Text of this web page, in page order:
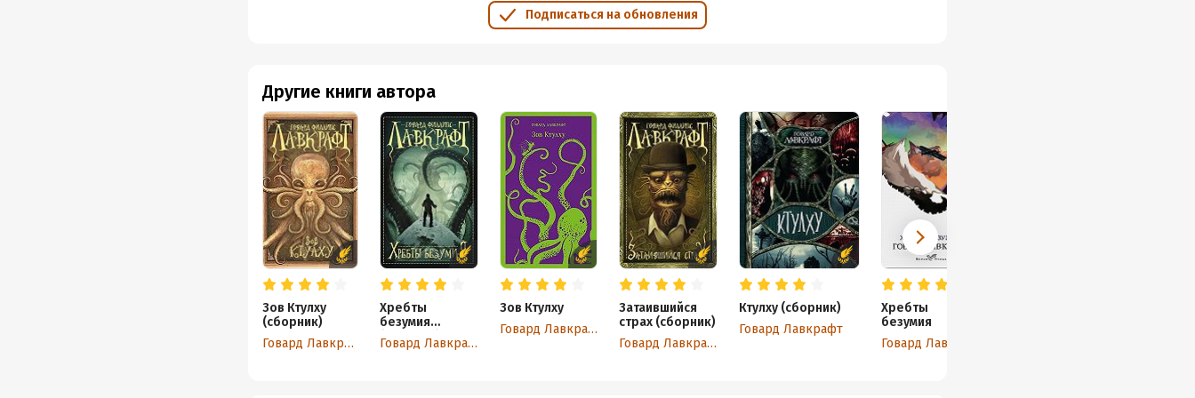
всплывшие из-под воды пугающие острова и свидетельства того, что задолго до людей планетой правили
И незримая грань между привычным миром и миром другим, существующим по иным законам, вне времени, в
имен средневековых колдунов и запретных манускриптов, цитаты из которых настолько захватили умы
читателей, что они долгое время искали их как реально существующие документы, а потом и начали
подделывать. А потом начали дополнять и перерабатывать оригинальную мифологию. Я долго думал, что же в
ней такого, зачем этот фанфикшн, а теперь понял, насколько прекрасно эта зловещая мертвая бездна
Лавкрафта обнимает Землю, по доброй воле готовую рухнуть в небытие, хаос и ужас.
Что и где надо взорвать, чтобы Р'лайх снова всплыл?
Подписаться на обновления
Другие книги автора
Зов Ктулху
(сборник)
Говард Лавкрафт
Хребты
безумия
(сборник)
Говард Лавкрафт
Зов Ктулху
Говард Лавкрафт
Затаившийся
страх (сборник)
Говард Лавкрафт
Ктулху (сборник)
Говард Лавкрафт
Хребты
безумия